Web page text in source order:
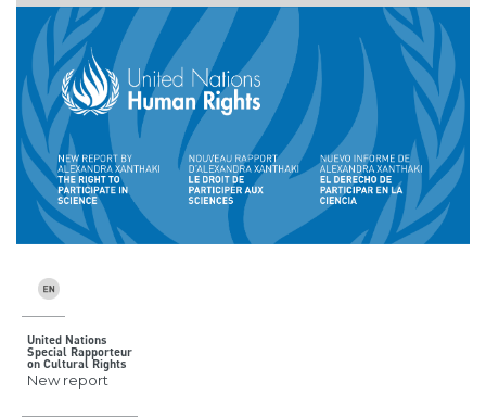
United Nations
Special Rapporteur
on Cultural Rights
New report